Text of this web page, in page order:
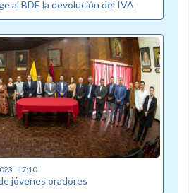
al BDE la devolución del IVA
- 17:10
jóvenes oradores